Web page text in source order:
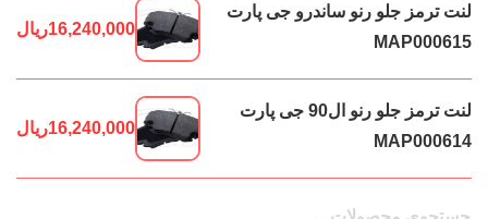
لنت ترمز جلو رنو ساندرو جی پارت
MAP000615
16,240,000ریال
لنت ترمز جلو رنو ال90 جی پارت
MAP000614
16,240,000ریال